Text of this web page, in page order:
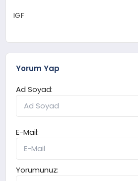
IGF
Yorum Yap
Ad Soyad:
E-Mail:
Yorumunuz: